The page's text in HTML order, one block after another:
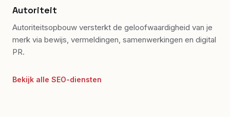
Autoriteit
Autoriteitsopbouw versterkt de geloofwaardigheid van je
merk via bewijs, vermeldingen, samenwerkingen en digital
PR.
Bekijk alle SEO-diensten